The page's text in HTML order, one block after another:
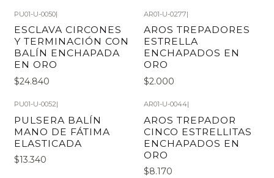
PU01-U-0050|
ESCLAVA CIRCONES
Y TERMINACIÓN CON
BALÍN ENCHAPADA
EN ORO
$24.840
AR01-U-0277|
AROS TREPADORES
ESTRELLA
ENCHAPADOS EN
ORO
$2.000
PU01-U-0052|
PULSERA BALÍN
MANO DE FÁTIMA
ELASTICADA
$13.340
AR01-U-0044|
AROS TREPADOR
CINCO ESTRELLITAS
ENCHAPADOS EN
ORO
$8.170